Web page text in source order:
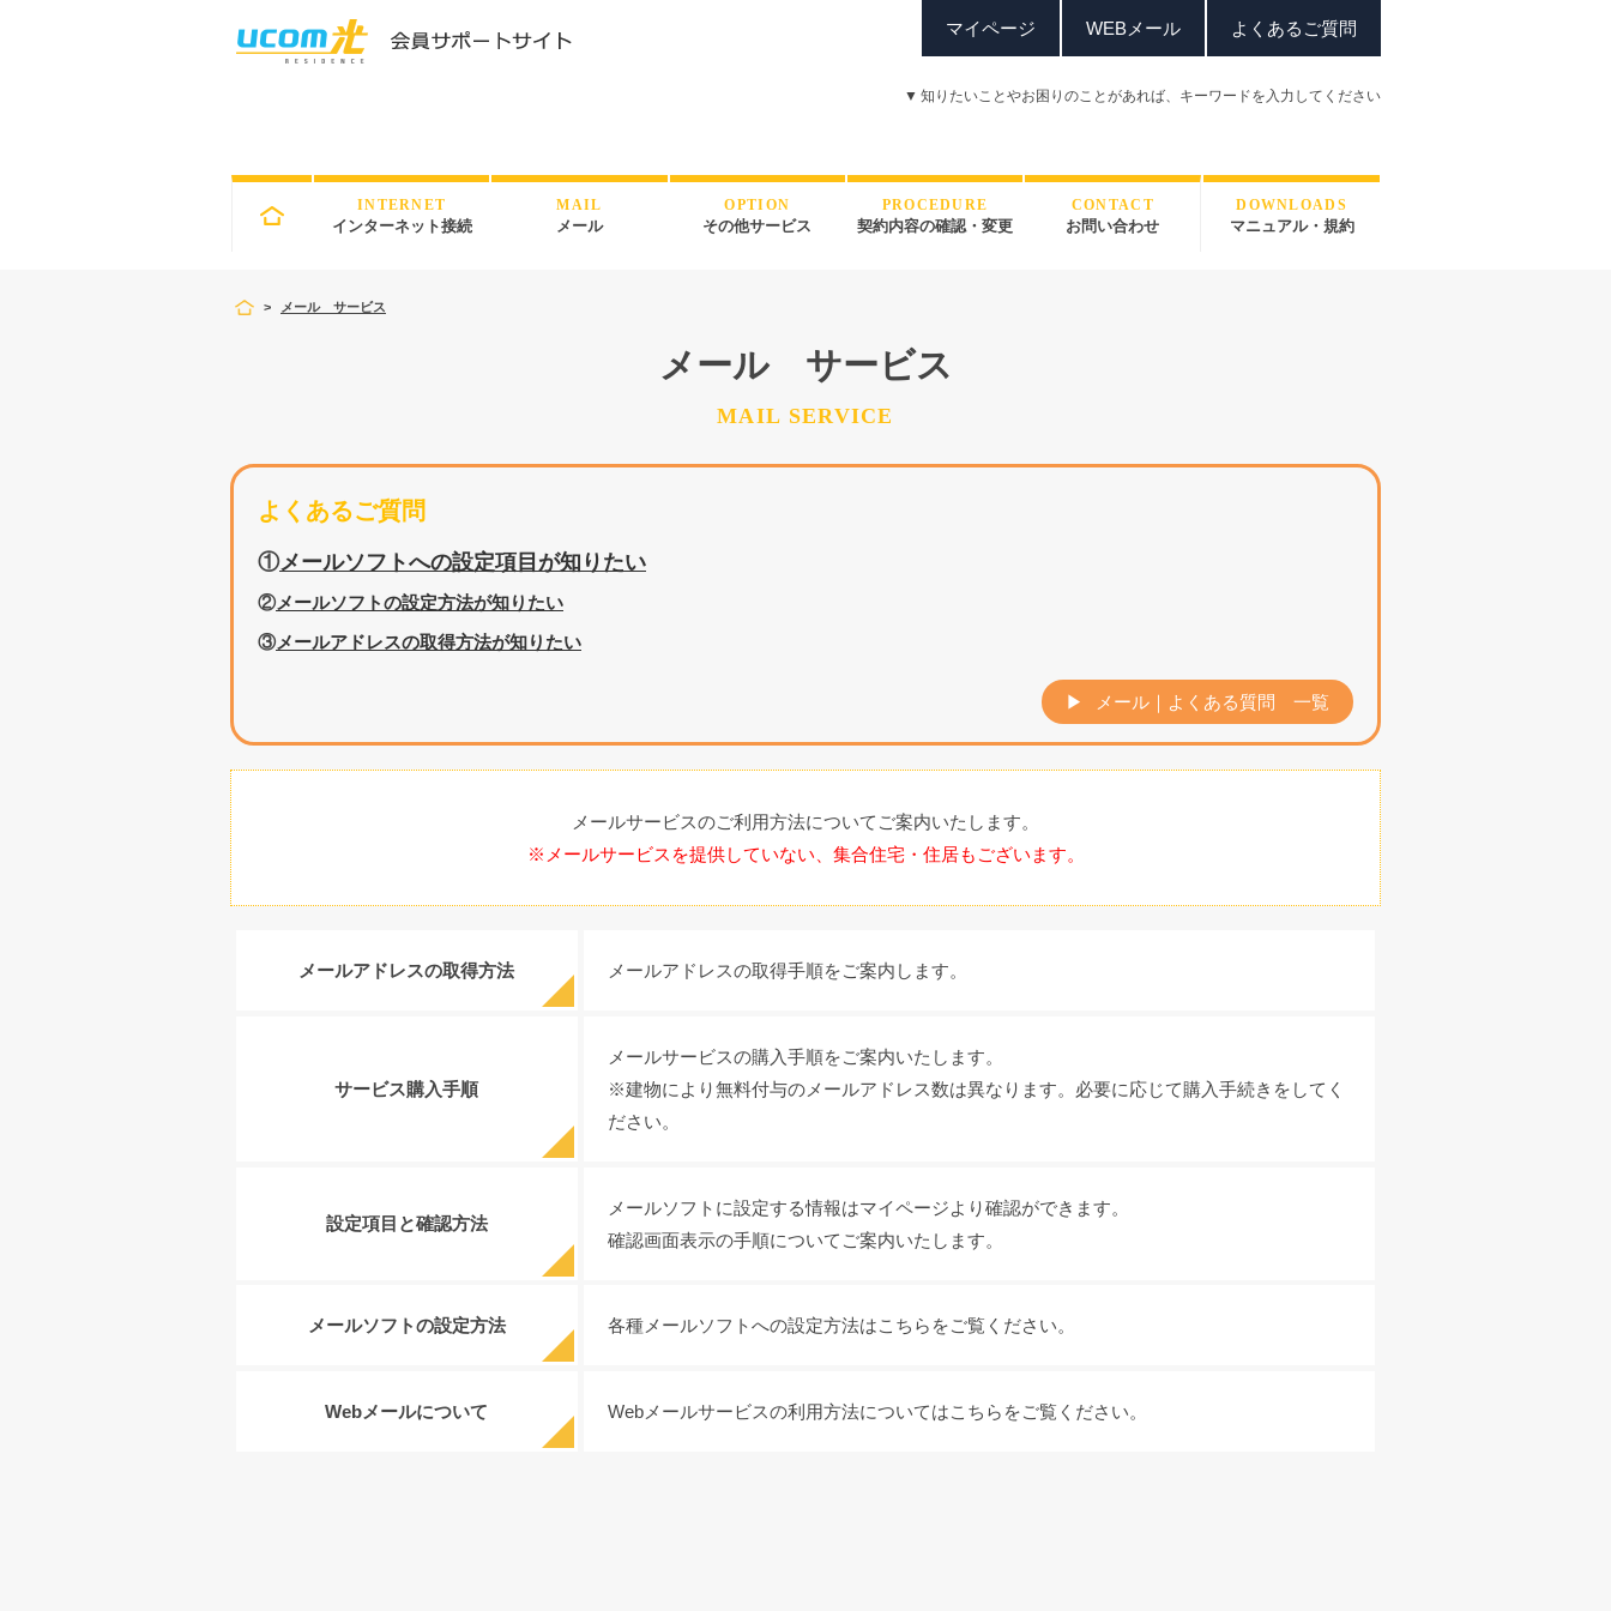
マイページ WEBメール よくあるご質問
▼ 知りたいことやお困りのことがあれば、 キーワードを入力してください
INTERNET
インターネット接続
MAIL
メール
OPTION
その他サービス
PROCEDURE
契約内容の確認・変更
CONTACT
お問い合わせ
DOWNLOADS
マニュアル・規約
> メール サービス
メール サービス
MAIL SERVICE
よくあるご質問
①メールソフトへの設定項目が知りたい
②メールソフトの設定方法が知りたい
③メールアドレスの取得方法が知りたい
▶ メール｜よくある質問 一覧
メールサービスのご利用方法についてご案内いたします。
※メールサービスを提供していない、集合住宅・住居もございます。
メールアドレスの取得方法 メールアドレスの取得手順をご案内します。
サービス購入手順
メールサービスの購入手順をご案内いたします。
※建物により無料付与のメールアドレス数は異なります。必要に応じて購入手続きをしてく
ださい。
設定項目と確認方法
メールソフトに設定する情報はマイページより確認ができます。
確認画面表示の手順についてご案内いたします。
メールソフトの設定方法 各種メールソフトへの設定方法はこちらをご覧ください。
Webメールについて Webメールサービスの利用方法についてはこちらをご覧ください。